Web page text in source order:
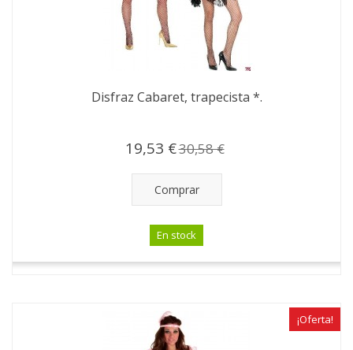
Disfraz Cabaret, trapecista *.
19,53 €30,58 €
Comprar
En stock
¡Oferta!